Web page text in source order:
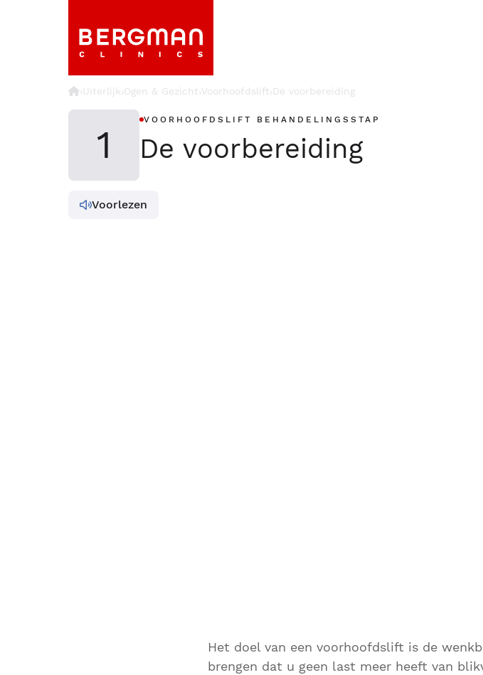
›Uiterlijk›Ogen & Gezicht›Voorhoofdslift›De voorbereiding
1
VOORHOOFDSLIFT BEHANDELINGSSTAP
De voorbereiding
Voorlezen
Het doel van een voorhoofdslift is de
brengen dat u geen last meer heeft van